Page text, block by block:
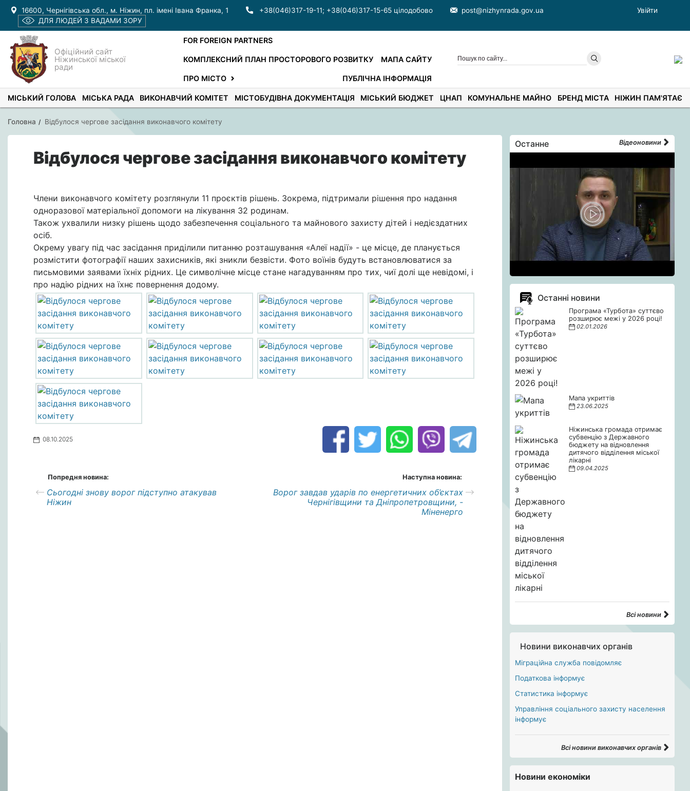
16600, Чернігівська обл., м. Ніжин, пл. імені Івана Франка, 1 +38(046)317-19-11; +38(046)317-15-65 цілодобово post@nizhynrada.gov.ua
Увійти
ДЛЯ ЛЮДЕЙ З ВАДАМИ ЗОРУ
Офіційний сайт
Ніжинської міської
ради
FOR FOREIGN PARTNERS
КОМПЛЕКСНИЙ ПЛАН ПРОСТОРОВОГО РОЗВИТКУ МАПА САЙТУ
ПРО МІСТО ПУБЛІЧНА ІНФОРМАЦІЯ
МІСЬКИЙ ГОЛОВА МІСЬКА РАДА ВИКОНАВЧИЙ КОМІТЕТ МІСТОБУДІВНА ДОКУМЕНТАЦІЯ МІСЬКИЙ БЮДЖЕТ ЦНАП КОМУНАЛЬНЕ МАЙНО БРЕНД МІСТА НІЖИН ПАМ'ЯТАЄ
Головна Відбулося чергове засідання виконавчого комітету
Відбулося чергове засідання виконавчого комітету
Члени виконавчого комітету розглянули 11 проєктів рішень. Зокрема, підтримали рішення про надання
одноразової матеріальної допомоги на лікування 32 родинам.
Також ухвалили низку рішень щодо забезпечення соціального та майнового захисту дітей і недієздатних
осіб.
Окрему увагу під час засідання приділили питанню розташування «Алеї надії» - це місце, де планується
розмістити фотографії наших захисників, які зникли безвісти. Фото воїнів будуть встановлюватися за
письмовими заявами їхніх рідних. Це символічне місце стане нагадуванням про тих, чиї долі ще невідомі, і
про надію рідних на їхнє повернення додому.
08.10.2025
Попредня новина:
Сьогодні знову ворог підступно атакував
Ніжин
Наступна новина:
Ворог завдав ударів по енергетичних об’єктах
Чернігівщини та Дніпропетровщини, -
Міненерго
Останне Відеоновини
Останні новини
Програма «Турбота» суттєво
розширює межі у 2026 році!
02.01.2026
Мапа укриттів
23.06.2025
Ніжинська громада отримає
субвенцію з Державного
бюджету на відновлення
дитячого відділення міської
лікарні
09.04.2025
Всі новини
Новини виконавчих органів
Міграційна служба повідомляє
Податкова інформує
Статистика інформує
Управління соціального захисту населення
інформує
Всі новини виконавчих органів
Новини економіки